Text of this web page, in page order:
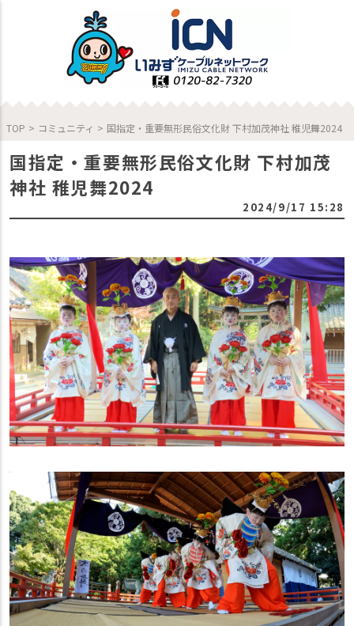
TOP > コミュニティ > 国指定・重要無形民俗文化財 下村加茂神社 稚児舞2024
国指定・重要無形民俗文化財 下村加茂
神社 稚児舞2024
2024/9/17 15:28